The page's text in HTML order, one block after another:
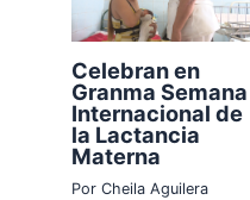
Celebran en
Granma Semana
Internacional de
la Lactancia
Materna
PorCheila Aguilera